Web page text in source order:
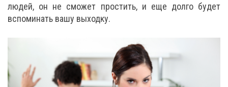
людей, он не сможет простить, и еще долго будет
вспоминать вашу выходку.